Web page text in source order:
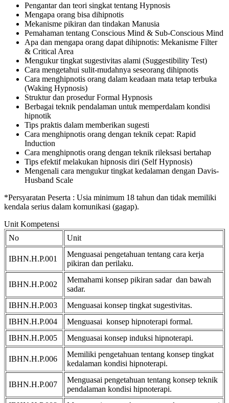
Pengantar dan teori singkat tentang Hypnosis
Mengapa orang bisa dihipnotis
Mekanisme pikiran dan tindakan Manusia
Pemahaman tentang Conscious Mind & Sub-Conscious Mind
Apa dan mengapa orang dapat dihipnotis: Mekanisme Filter
& Critical Area
Mengukur tingkat sugestivitas alami (Suggestibility Test)
Cara mengetahui sulit-mudahnya seseorang dihipnotis
Cara menghipnotis orang dalam keadaan mata tetap terbuka
(Waking Hypnosis)
Struktur dan prosedur Formal Hypnosis
Berbagai teknik pendalaman untuk memperdalam kondisi
hipnotik
Tips praktis dalam memberikan sugesti
Cara menghipnotis orang dengan teknik cepat: Rapid
Induction
Cara menghipnotis orang dengan teknik rileksasi bertahap
Tips efektif melakukan hipnosis diri (Self Hypnosis)
Mengenali cara mengukur tingkat kedalaman dengan Davis-
Husband Scale
*Persyaratan Peserta : Usia minimum 18 tahun dan tidak memiliki
kendala serius dalam komunikasi (gagap).
Unit Kompetensi
No
Unit
IBHN.H.P.001
Menguasai pengetahuan tentang cara kerja
pikiran dan perilaku.
IBHN.H.P.002
Memahami konsep pikiran sadar dan bawah
sadar.
IBHN.H.P.003
Menguasai konsep tingkat sugestivitas.
IBHN.H.P.004
Menguasai konsep hipnoterapi formal.
IBHN.H.P.005
Menguasai konsep induksi hipnoterapi.
IBHN.H.P.006
Memiliki pengetahuan tentang konsep tingkat
kedalaman kondisi hipnoterapi.
IBHN.H.P.007
Menguasai pengetahuan tentang konsep teknik
pendalaman kondisi hipnoterapi.